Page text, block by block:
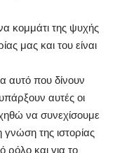
κομμάτι της ψυχής
μας και του είναι
αυτό που δίνουν
αυτές οι
να συνεχίσουμε
γνώση της ιστορίας
ρόλο και για το